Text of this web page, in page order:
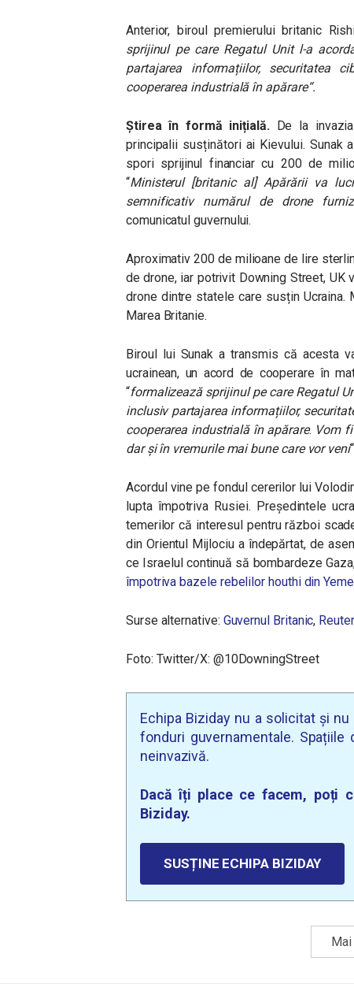
Anterior, biroul premierului britanic
sprijinul pe care Regatul Unit l-a
partajarea informațiilor, securitatea
cooperarea industrială în apărare“.
Știrea în formă inițială. De la
principalii susținători ai Kievului. Sunak
spori sprijinul financiar cu 200 de
“Ministerul [britanic al] Apărării va
semnificativ numărul de drone
comunicatul guvernului.
Aproximativ 200 de milioane de lire
de drone, iar potrivit Downing Street, UK
drone dintre statele care susțin
Marea Britanie.
Biroul lui Sunak a transmis că acesta
ucrainean, un acord de cooperare în
“formalizează sprijinul pe care Regatul
inclusiv partajarea informațiilor,
cooperarea industrială în apărare. Vom
dar și în vremurile mai bune care vor veni
Acordul vine pe fondul cererilor lui
lupta împotriva Rusiei. Președintele
temerilor că interesul pentru război
din Orientul Mijlociu a îndepărtat, de
ce Israelul continuă să bombardeze
împotriva bazele rebelilor houthi din
Surse alternative: Guvernul Britanic,
Foto: Twitter/X: @10DowningStreet
Echipa Biziday nu a solicitat și
fonduri guvernamentale.
neinvazivă.
Dacă îți place ce facem, poți
Biziday.
SUSȚINE ECHIPA BIZIDAY